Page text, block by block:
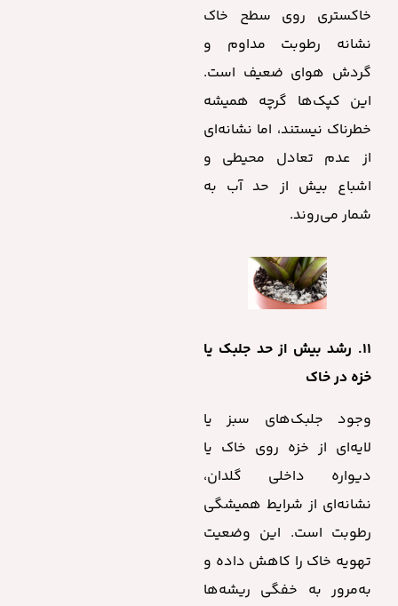
خاکستری روی سطح خاک
نشانه رطوبت مداوم و
گردش هوای ضعیف است.
این کپک‌ها گرچه همیشه
خطرناک نیستند، اما نشانه‌ای
از عدم تعادل محیطی و
اشباع بیش از حد آب به
شمار می‌روند.
۱۱. رشد بیش از حد جلبک یا
خزه در خاک
وجود جلبک‌های سبز یا
لایه‌ای از خزه روی خاک یا
دیواره داخلی گلدان،
نشانه‌ای از شرایط همیشگی
رطوبت است. این وضعیت
تهویه خاک را کاهش داده و
به‌مرور به خفگی ریشه‌ها